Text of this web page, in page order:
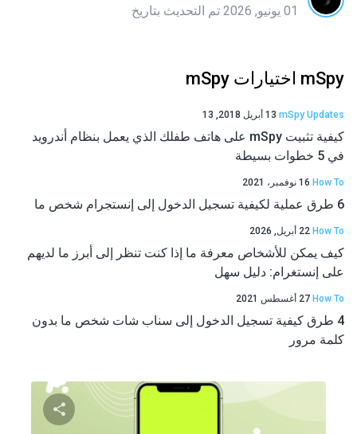
01 يونيو, 2026 تم التحديث بتاريخ
mSpy اختيارات mSpy
mSpy Updates 13 أبريل 2018, 13
كيفية تثبيت mSpy على هاتف طفلك الذي يعمل بنظام أندرويد
في 5 خطوات بسيطة
How To 16 نوفمبر، 2021
6 طرق عملية لكيفية تسجيل الدخول إلى إنستجرام شخص ما
How To 22 أبريل, 2026
كيف يمكن للأشخاص معرفة ما إذا كنت تنظر إلى أبرز ما لديهم
على إنستغرام: دليل سهل
How To 27 أغسطس 2021
4 طرق كيفية تسجيل الدخول إلى سناب شات شخص ما بدون
كلمة مرور